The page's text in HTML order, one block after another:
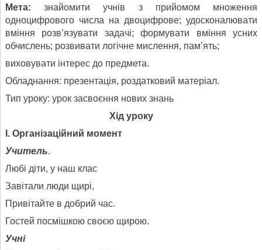
Мета: знайомити учнів з прийомом множення
одноцифрового числа на двоцифрове; удосконалювати
вміння розв’язувати задачі; формувати вміння усних
обчислень; розвивати логічне мислення, пам’ять;
виховувати інтерес до предмета.
Обладнання: презентація, роздатковий матеріал.
Тип уроку: урок засвоєння нових знань
Хід уроку
І. Організаційний момент
Учитель.
Любі діти, у наш клас
Завітали люди щирі,
Привітайте в добрий час.
Гостей посмішкою своєю щирою.
Учні